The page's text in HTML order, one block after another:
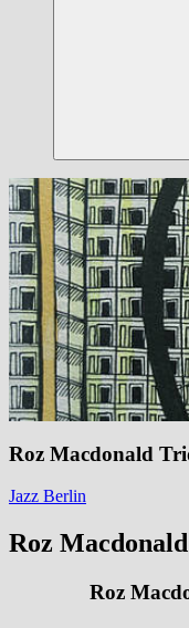
Roz Macdonald
Jazz Berlin
Roz
Roz